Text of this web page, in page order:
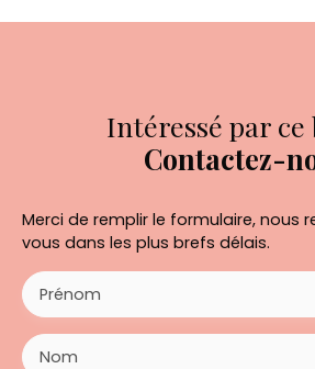
Intéressé par ce
Contactez-
Merci de remplir le formulaire, nous
vous dans les plus brefs délais.
Prénom
Nom